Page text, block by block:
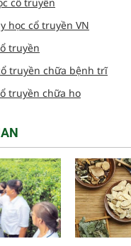
học cổ truyền VN
truyền
truyền chữa bệnh trĩ
truyền chữa ho